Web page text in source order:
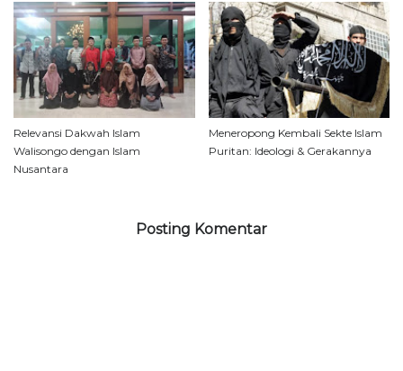
Relevansi Dakwah Islam
Walisongo dengan Islam
Nusantara
Meneropong Kembali Sekte Islam
Puritan: Ideologi & Gerakannya
Posting Komentar